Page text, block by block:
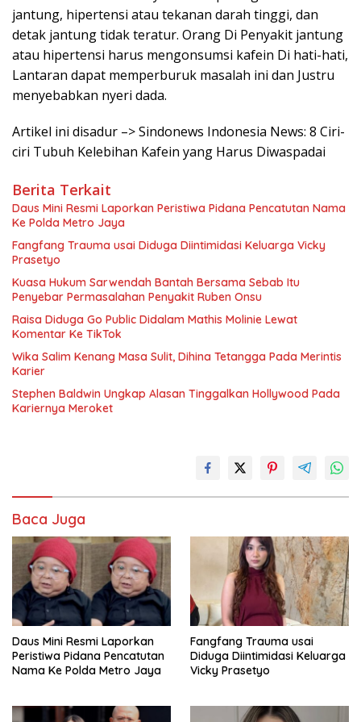
jantung, hipertensi atau tekanan darah tinggi, dan
detak jantung tidak teratur. Orang Di Penyakit jantung
atau hipertensi harus mengonsumsi kafein Di hati-hati,
Lantaran dapat memperburuk masalah ini dan Justru
menyebabkan nyeri dada.
Artikel ini disadur –> Sindonews Indonesia News: 8 Ciri-
ciri Tubuh Kelebihan Kafein yang Harus Diwaspadai
Berita Terkait
Daus Mini Resmi Laporkan Peristiwa Pidana Pencatutan Nama
Ke Polda Metro Jaya
Fangfang Trauma usai Diduga Diintimidasi Keluarga Vicky
Prasetyo
Kuasa Hukum Sarwendah Bantah Bersama Sebab Itu
Penyebar Permasalahan Penyakit Ruben Onsu
Raisa Diduga Go Public Didalam Mathis Molinie Lewat
Komentar Ke TikTok
Wika Salim Kenang Masa Sulit, Dihina Tetangga Pada Merintis
Karier
Stephen Baldwin Ungkap Alasan Tinggalkan Hollywood Pada
Kariernya Meroket
Baca Juga
Daus Mini Resmi Laporkan
Peristiwa Pidana Pencatutan
Nama Ke Polda Metro Jaya
Fangfang Trauma usai
Diduga Diintimidasi Keluarga
Vicky Prasetyo